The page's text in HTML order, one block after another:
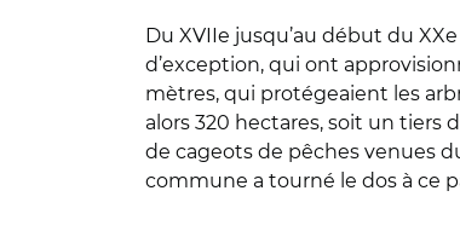
Du XVIIe jusqu’au début du
d’exception, qui ont
mètres, qui protégeaient les
alors 320 hectares, soit un tiers
de cageots de pêches venues
commune a tourné le dos à ce